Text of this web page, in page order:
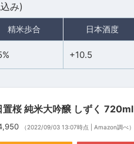
み)
精米歩合 日本酒度
+10.5
置桜 純米大吟醸 しずく 720ml
（2022/09/03 13:07時点 | Amazon調べ）